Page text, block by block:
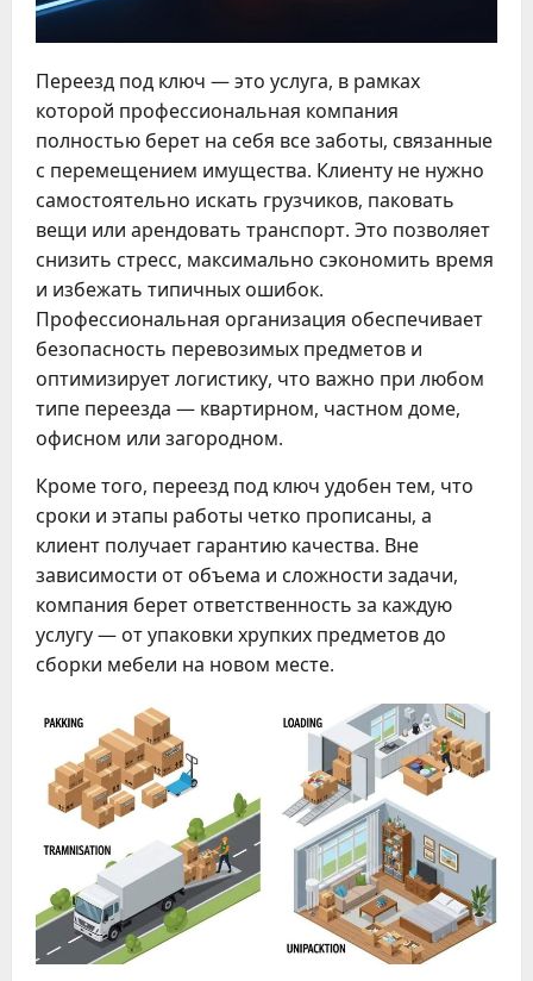
Переезд под ключ — это услуга, в рамках
которой профессиональная компания
полностью берет на себя все заботы, связанные
с перемещением имущества. Клиенту не нужно
самостоятельно искать грузчиков, паковать
вещи или арендовать транспорт. Это позволяет
снизить стресс, максимально сэкономить время
и избежать типичных ошибок.
Профессиональная организация обеспечивает
безопасность перевозимых предметов и
оптимизирует логистику, что важно при любом
типе переезда — квартирном, частном доме,
офисном или загородном.
Кроме того, переезд под ключ удобен тем, что
сроки и этапы работы четко прописаны, а
клиент получает гарантию качества. Вне
зависимости от объема и сложности задачи,
компания берет ответственность за каждую
услугу — от упаковки хрупких предметов до
сборки мебели на новом месте.